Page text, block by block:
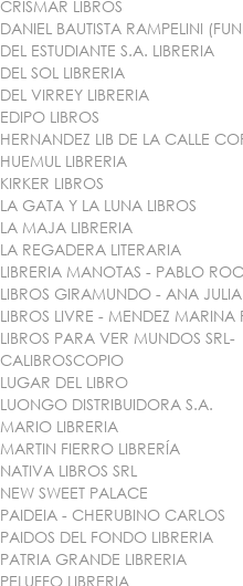
CRISMAR LIBROS
DANIEL BAUTISTA RAMPELINI
DEL ESTUDIANTE S.A. LIBRERIA
DEL SOL LIBRERIA
DEL VIRREY LIBRERIA
EDIPO LIBROS
HERNANDEZ LIB DE LA CALLE
HUEMUL LIBRERIA
KIRKER LIBROS
LA GATA Y LA LUNA LIBROS
LA MAJA LIBRERIA
LA REGADERA LITERARIA
LIBRERIA MANOTAS - PABLO
LIBROS GIRAMUNDO - ANA
LIBROS LIVRE - MENDEZ MARINA
LIBROS PARA VER MUNDOS SRL-
CALIBROSCOPIO
LUGAR DEL LIBRO
LUONGO DISTRIBUIDORA S.A.
MARIO LIBRERIA
MARTIN FIERRO LIBRERÍA
NATIVA LIBROS SRL
NEW SWEET PALACE
PAIDEIA - CHERUBINO CARLOS
PAIDOS DEL FONDO LIBRERIA
PATRIA GRANDE LIBRERIA
PELUFFO LIBRERIA